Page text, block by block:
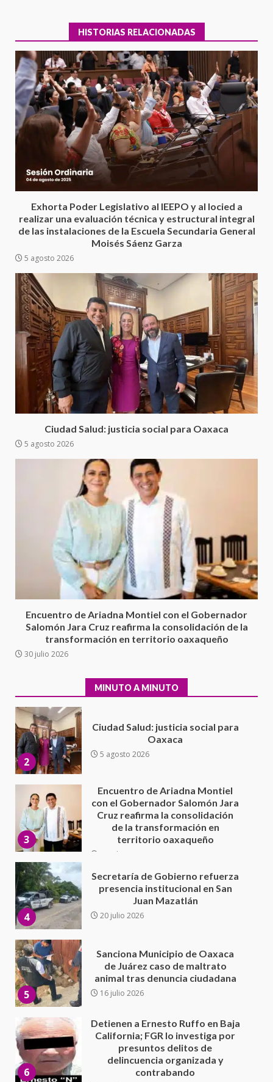
HISTORIAS RELACIONADAS
Exhorta Poder Legislativo al IEEPO y al Iocied a
realizar una evaluación técnica y estructural integral
de las instalaciones de la Escuela Secundaria General
Moisés Sáenz Garza
5 agosto 2026
Ciudad Salud: justicia social para Oaxaca
5 agosto 2026
Encuentro de Ariadna Montiel con el Gobernador
Salomón Jara Cruz reafirma la consolidación de la
transformación en territorio oaxaqueño
30 julio 2026
MINUTO A MINUTO
3
Encuentro de Ariadna Montiel
con el Gobernador Salomón Jara
Cruz reafirma la consolidación
de la transformación en
territorio oaxaqueño
30 julio 2026
4
Juan Mazatlán
20 julio 2026
5
Sanciona Municipio de Oaxaca
de Juárez caso de maltrato
animal tras denuncia ciudadana
16 julio 2026
Detienen a Ernesto Ruffo en Baja
California; FGR lo investiga por
presuntos delitos de
16 julio 2026
Sin paso carretera Oaxaca-
Cuacnopalan
26 junio 2026
Exhorta Poder Legislativo al
IEEPO y al Iocied a realizar una
evaluación técnica y estructural
integral de las instalaciones de la
Moisés Sáenz Garza
5 agosto 2026
5 agosto 2026
3
con el Gobernador Salomón Jara
Cruz reafirma la consolidación
de la transformación en
4
Secretaría de Gobierno refuerza
presencia institucional en San
Juan Mazatlán
20 julio 2026
5
Sanciona Municipio de Oaxaca
de Juárez caso de maltrato
animal tras denuncia ciudadana
16 julio 2026
6
California; FGR lo investiga por
presuntos delitos de
delincuencia organizada y
contrabando
7
Sin paso carretera Oaxaca-
Cuacnopalan
26 junio 2026